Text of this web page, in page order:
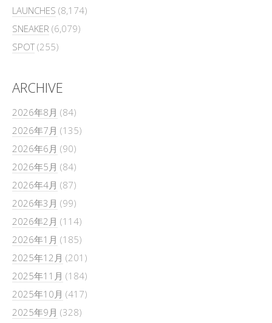
LAUNCHES (8,174)
SNEAKER (6,079)
SPOT(255)
ARCHIVE
2026年8月 (84)
2026年7月 (135)
2026年6月 (90)
2026年5月 (84)
2026年4月 (87)
2026年3月 (99)
2026年2月 (114)
2026年1月 (185)
2025年12月 (201)
2025年11月 (184)
2025年10月 (417)
2025年9月 (328)